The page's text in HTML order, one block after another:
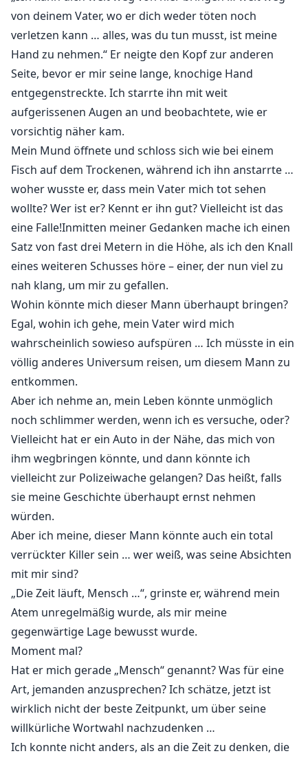
von deinem Vater, wo er dich weder töten noch
verletzen kann … alles, was du tun musst, ist meine
Hand zu nehmen.“ Er neigte den Kopf zur anderen
Seite, bevor er mir seine lange, knochige Hand
entgegenstreckte. Ich starrte ihn mit weit
aufgerissenen Augen an und beobachtete, wie er
vorsichtig näher kam.
Mein Mund öffnete und schloss sich wie bei einem
Fisch auf dem Trockenen, während ich ihn anstarrte …
woher wusste er, dass mein Vater mich tot sehen
wollte? Wer ist er? Kennt er ihn gut? Vielleicht ist das
eine Falle!Inmitten meiner Gedanken mache ich einen
Satz von fast drei Metern in die Höhe, als ich den Knall
eines weiteren Schusses höre – einer, der nun viel zu
nah klang, um mir zu gefallen.
Wohin könnte mich dieser Mann überhaupt bringen?
Egal, wohin ich gehe, mein Vater wird mich
wahrscheinlich sowieso aufspüren … Ich müsste in ein
völlig anderes Universum reisen, um diesem Mann zu
entkommen.
Aber ich nehme an, mein Leben könnte unmöglich
noch schlimmer werden, wenn ich es versuche, oder?
Vielleicht hat er ein Auto in der Nähe, das mich von
ihm wegbringen könnte, und dann könnte ich
vielleicht zur Polizeiwache gelangen? Das heißt, falls
sie meine Geschichte überhaupt ernst nehmen
würden.
Aber ich meine, dieser Mann könnte auch ein total
verrückter Killer sein … wer weiß, was seine Absichten
mit mir sind?
„Die Zeit läuft, Mensch …“, grinste er, während mein
Atem unregelmäßig wurde, als mir meine
gegenwärtige Lage bewusst wurde.
Moment mal?
Hat er mich gerade „Mensch“ genannt? Was für eine
Art, jemanden anzusprechen? Ich schätze, jetzt ist
wirklich nicht der beste Zeitpunkt, um über seine
willkürliche Wortwahl nachzudenken …
Ich konnte nicht anders, als an die Zeit zu denken, die